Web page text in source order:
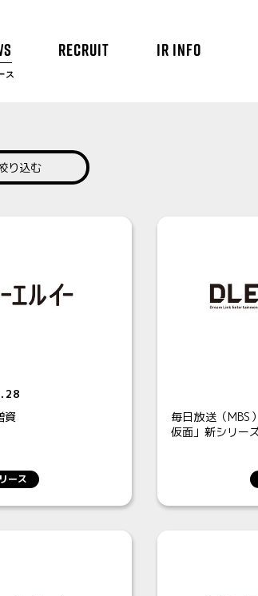
ス
RECRUIT IR INFO
資
ース
毎日放送（MBS
仮面」新シリー